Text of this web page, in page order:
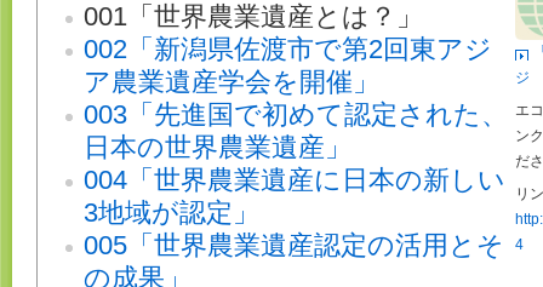
ジ
エ
ン
だ
リ
4
001「世界農業遺産とは？」
002「新潟県佐渡市で第2回東アジ
ア農業遺産学会を開催」
003「先進国で初めて認定された、
日本の世界農業遺産」
004「世界農業遺産に日本の新しい
3地域が認定」
005「世界農業遺産認定の活用とそ
の成果」